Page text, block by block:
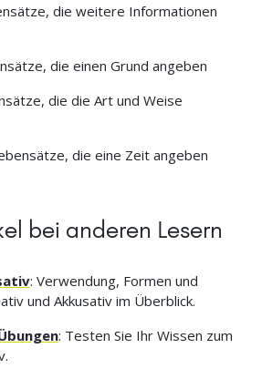
die weitere Informationen
die einen Grund angeben
die die Art und Weise
die eine Zeit angeben
bei anderen Lesern
: Verwendung, Formen und
und Akkusativ im Überblick.
: Testen Sie Ihr Wissen zum